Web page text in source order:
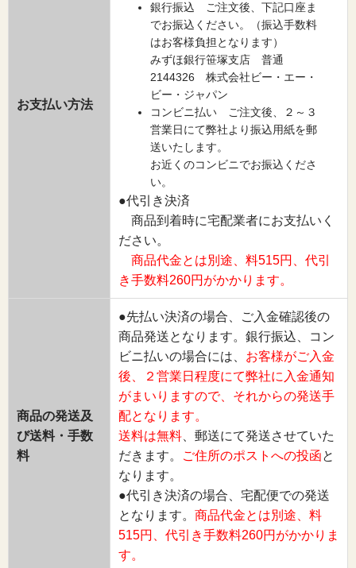
お支払い方法
銀行振込 ご注文後、下記口座ま
でお振込ください。（振込手数料
はお客様負担となります）
みずほ銀行笹塚支店 普通
2144326 株式会社ビー・エー・
ビー・ジャパン
コンビニ払い ご注文後、２～３
営業日にて弊社より振込用紙を郵
送いたします。
お近くのコンビニでお振込くださ
い。
●代引き決済
商品到着時に宅配業者にお支払いく
ださい。
商品代金とは別途、料515円、代引
き手数料260円がかかります。
商品の発送及
び送料・手数
料
●先払い決済の場合、ご入金確認後の
商品発送となります。銀行振込、コン
ビニ払いの場合には、 お客様がご入金
後、２営業日程度にて弊社に入金通知
がまいりますので、それからの発送手
配となります。
送料は無料 、郵送にて発送させていた
だきます。
ご住所のポストへの投函と
なります。
●代引き決済の場合、宅配便での発送
となります。 商品代金とは別途、料
515円、代引き手数料260円がかかりま
す。